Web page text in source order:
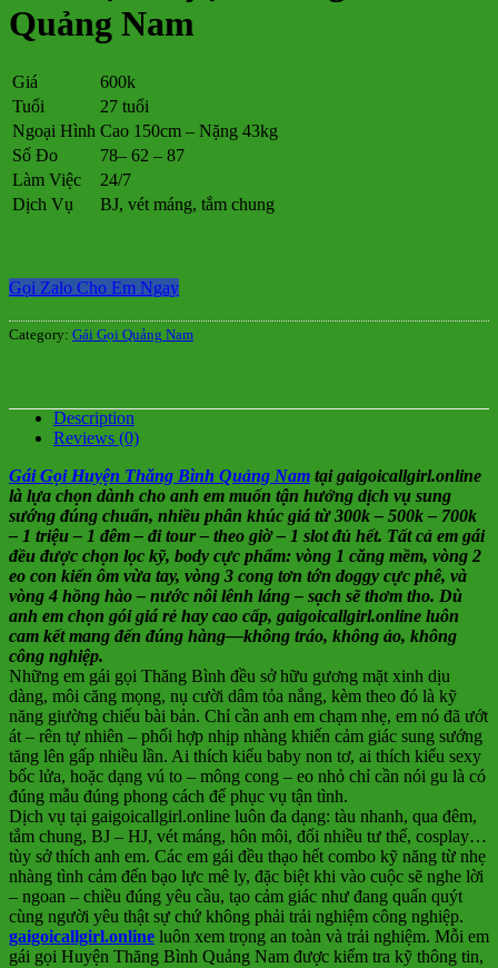
Quảng Nam
Giá
600k
Tuổi
27 tuổi
Ngoại Hình Cao 150cm – Nặng 43kg
Số Đo
78– 62 – 87
Làm Việc
24/7
Dịch Vụ
BJ, vét máng, tắm chung
Gọi Zalo Cho Em Ngay
Category: Gái Gọi Quảng Nam
Description
Reviews (0)
Gái Gọi Huyện Thăng Bình Quảng Nam tại gaigoicallgirl.online
là lựa chọn dành cho anh em muốn tận hưởng dịch vụ sung
sướng đúng chuẩn, nhiều phân khúc giá từ 300k – 500k – 700k
– 1 triệu – 1 đêm – đi tour – theo giờ – 1 slot đủ hết. Tất cả em gái
đều được chọn lọc kỹ, body cực phẩm: vòng 1 căng mềm, vòng 2
eo con kiến ôm vừa tay, vòng 3 cong tơn tớn doggy cực phê, và
vòng 4 hồng hào – nước nôi lênh láng – sạch sẽ thơm tho. Dù
anh em chọn gói giá rẻ hay cao cấp, gaigoicallgirl.online luôn
cam kết mang đến đúng hàng—không tráo, không ảo, không
công nghiệp.
Những em gái gọi Thăng Bình đều sở hữu gương mặt xinh dịu
dàng, môi căng mọng, nụ cười dâm tỏa nắng, kèm theo đó là kỹ
năng giường chiếu bài bản. Chỉ cần anh em chạm nhẹ, em nó đã ướt
át – rên tự nhiên – phối hợp nhịp nhàng khiến cảm giác sung sướng
tăng lên gấp nhiều lần. Ai thích kiểu baby non tơ, ai thích kiểu sexy
bốc lửa, hoặc dạng vú to – mông cong – eo nhỏ chỉ cần nói gu là có
đúng mẫu đúng phong cách để phục vụ tận tình.
Dịch vụ tại gaigoicallgirl.online luôn đa dạng: tàu nhanh, qua đêm,
tắm chung, BJ – HJ, vét máng, hôn môi, đổi nhiều tư thế, cosplay…
tùy sở thích anh em. Các em gái đều thạo hết combo kỹ năng từ nhẹ
nhàng tình cảm đến bạo lực mê ly, đặc biệt khi vào cuộc sẽ nghe lời
– ngoan – chiều đúng yêu cầu, tạo cảm giác như đang quấn quýt
cùng người yêu thật sự chứ không phải trải nghiệm công nghiệp.
gaigoicallgirl.online luôn xem trọng an toàn và trải nghiệm. Mỗi em
gái gọi Huyện Thăng Bình Quảng Nam được kiểm tra kỹ thông tin,